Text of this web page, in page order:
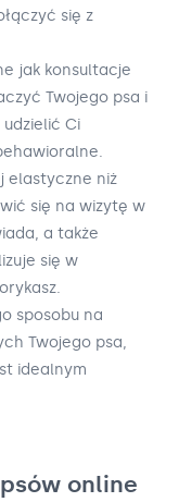
się z
jak konsultacje
Twojego psa i
Ci
elastyczne niż
się na wizytę w
a także
się w
sposobu na
Twojego psa,
idealnym
online